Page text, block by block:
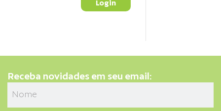
Receba novidades em seu email: